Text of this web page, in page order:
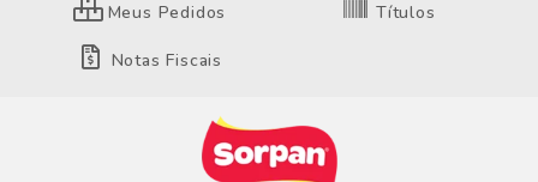
Meus Pedidos Títulos
Notas Fiscais